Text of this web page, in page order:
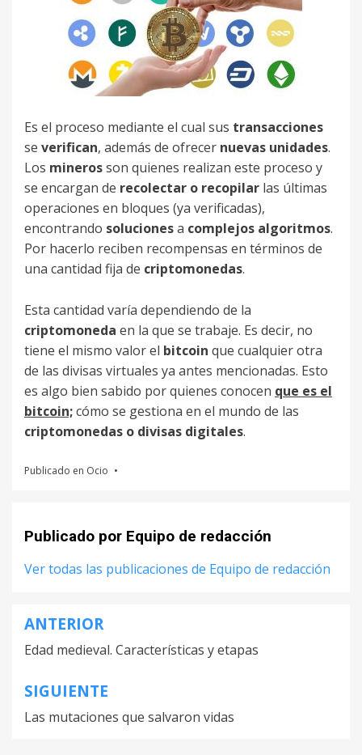
Es el proceso mediante el cual sus transacciones
se verifican, además de ofrecer nuevas unidades.
Los minerosson quienes realizan este proceso y
se encargan de recolectar o recopilar las últimas
operaciones en bloques (ya verificadas),
encontrando solucionesa complejos algoritmos.
Por hacerlo reciben recompensas en términos de
una cantidad fija de criptomonedas.
Esta cantidad varía dependiendo de la
criptomoneda en la que se trabaje. Es decir, no
tiene el mismo valor el bitcoin que cualquier otra
de las divisas virtuales ya antes mencionadas. Esto
es algo bien sabido por quienes conocen que es el
bitcoin;cómo se gestiona en el mundo de las
criptomonedas o divisas digitales.
Publicado en Ocio
Publicado por Equipo de redacción
Ver todas las publicaciones de Equipo de redacción
Navegación
de
entradas
ANTERIOR
Edad medieval. Características y etapas
SIGUIENTE
Las mutaciones que salvaron vidas